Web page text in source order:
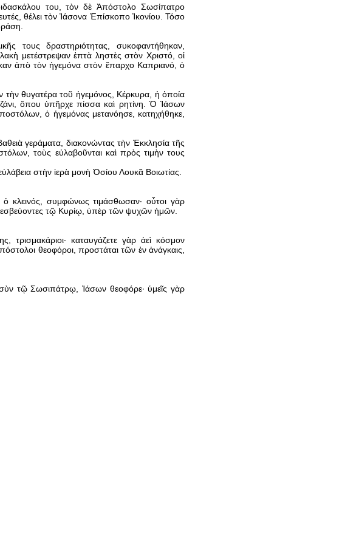
του, τὸν δὲ Ἀπόστολο Σωσίπατρο
θέλει τὸν Ἰάσονα Ἐπίσκοπο Ἰκονίου. Τόσο
τους δραστηριότητας, συκοφαντήθηκαν,
μετέστρεψαν ἑπτὰ ληστὲς στὸν Χριστό, οἱ
ἀπὸ τὸν ἡγεμόνα στὸν ἔπαρχο Καπριανό, ὁ
θυγατέρα τοῦ ἡγεμόνος, Κέρκυρα, ἡ ὁποία
ὅπου ὑπῆρχε πίσσα καὶ ρητίνη. Ὁ Ἰάσων
ὁ ἡγεμόνας μετανόησε, κατηχήθηκε,
γεράματα, διακονώντας τὴν Ἐκκλησία τῆς
τοὺς εὐλαβοῦνται καὶ πρὸς τιμὴν τους
στὴν ἱερὰ μονὴ Ὁσίου Λουκᾶ Βοιωτίας.
συμφώνως τιμάσθωσαν· οὗτοι γὰρ
τῷ Κυρίῳ, ὑπὲρ τῶν ψυχῶν ἡμῶν.
τρισμακάριοι· καταυγάζετε γὰρ ἀεὶ κόσμον
θεοφόροι, προστάται τῶν ἐν ἀνάγκαις,
τῷ Σωσιπάτρῳ, Ἰάσων θεοφόρε· ὑμεῖς γὰρ